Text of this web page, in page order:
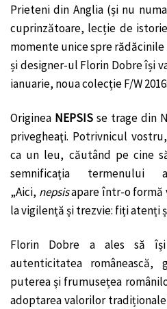
Prieteni din Anglia (și nu
cuprinzătoare, lecție de
momente unice spre
și designer-ul Florin Dobre își
ianuarie, noua colecție F/W 2016:
Originea NEPSIS se trage din
privegheaţi. Potrivnicul
ca un leu, căutând pe cine
semnificația termenului
„Aici, nepsisapare într-o formă
la vigilență și trezvie: fiți atenți
Florin Dobre a ales să
autenticitatea
puterea și frumusețea
adoptarea valorilor